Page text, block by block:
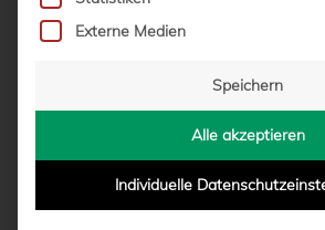
INFORMATIONEN ZU TAGES-
2024/2025
vonMarcel Weskamp|07.06.2024 -
Externe Medien
Speichern
Alle akzeptieren
Individuelle